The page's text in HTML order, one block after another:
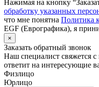
Нажимая на кнопку
обработку указанных
что мне понятна Политика
EGF (Еврографика), я
×
Заказать обратный звонок
Наш специалист свяжется
ответит на интересующие
Физлицо
Юрлицо